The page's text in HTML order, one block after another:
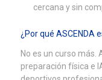
cercana y sin
¿Por qué ASCENDA
No es un curso más.
preparación física e